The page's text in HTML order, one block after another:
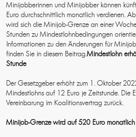
Minijobberinnen und Minijobber können
Euro durchschnittlich monatlich verdienen.
wird sich die Minijob-Grenze an einer
Stunden zu Mindestlohnbedingungen
Informationen zu den Änderungen für
finden Sie in diesem Beitrag.Mindestlohn
Stunde
Der Gesetzgeber erhöht zum 1. Oktober
Mindestlohns auf 12 Euro je Zeitstunde. Die
Vereinbarung im Koalitionsvertrag zurück.
Minijob-Grenze wird auf 520 Euro